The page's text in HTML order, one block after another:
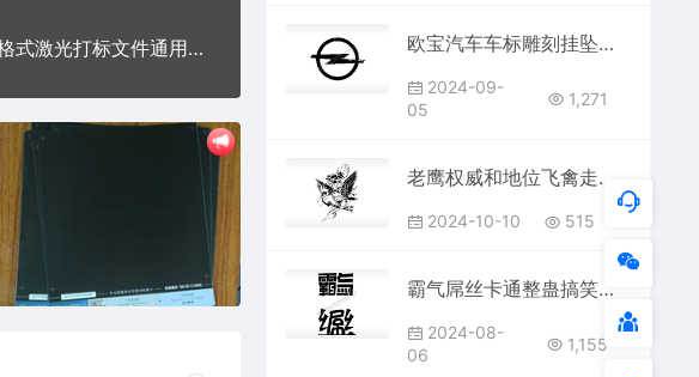
吉利汽车车标雕刻挂坠项链PLT格式激光打标文件通用矢量图
欧宝汽车车标雕刻挂坠项链PLT格式激光打标文件通用矢量图
2024-09-
05
1,271
老鹰‌权威和地位飞禽走兽PLT格式激光打标文件通用矢量图
2024-10-10 515
霸气屌丝卡通整蛊搞笑手机后壳PLT格式激光打标文件通用矢量图
2024-08-
06
1,155